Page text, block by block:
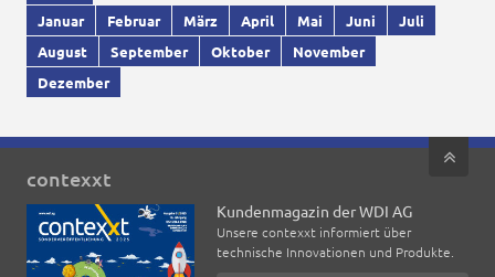
Januar Februar März April Mai Juni
Juli
August
September Oktober
November
Dezember
contexxt
Kundenmagazin der WDI AG
Unsere contexxt informiert über
technische Innovationen und Produkte.